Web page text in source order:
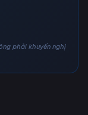
phải khuyến nghị